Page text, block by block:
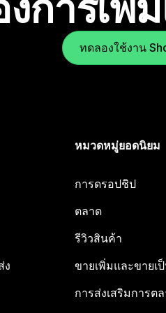
ทดลองใช้งาน
ง
หมวดหมู่ยอดนิยม
การดรอปชิป
ตลาด
รีวิวสินค้า
ขายเพิ่มและขายเ
การส่งเสริมการต